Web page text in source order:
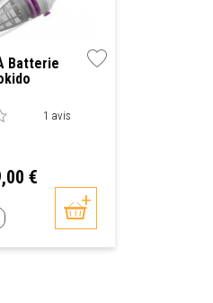
Batterie
1 avis
€